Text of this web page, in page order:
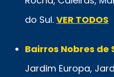
do Sul. VER TODOS
Bairros Nobres de
Jardim Europa,